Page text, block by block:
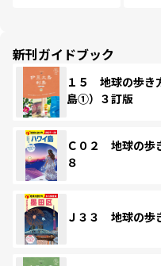
新刊ガイドブック
１５ 地球の歩
島①）３訂版
Ｃ０２ 地球の歩
８
Ｊ３３ 地球の